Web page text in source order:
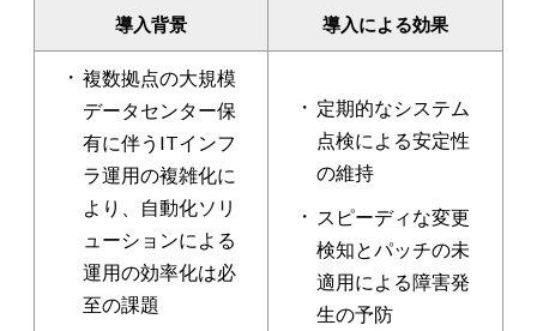
導入背景 導入による効果
複数拠点の大規模
データセンター保
有に伴うITインフ
ラ運用の複雑化に
より、自動化ソリ
ューションによる
運用の効率化は必
至の課題
定期的なシステム
点検による安定性
の維持
スピーディな変更
検知とパッチの未
適用による障害発
生の予防